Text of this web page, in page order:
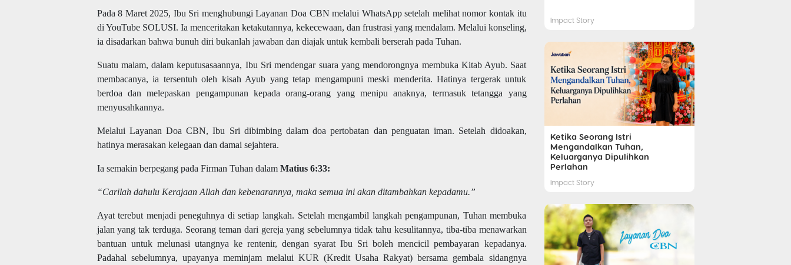
Pada 8 Maret 2025, Ibu Sri menghubungi Layanan Doa CBN melalui WhatsApp setelah melihat nomor kontak itu
di YouTube SOLUSI. Ia menceritakan ketakutannya, kekecewaan, dan frustrasi yang mendalam. Melalui konseling,
ia disadarkan bahwa bunuh diri bukanlah jawaban dan diajak untuk kembali berserah pada Tuhan.
Suatu malam, dalam keputusasaannya, Ibu Sri mendengar suara yang mendorongnya membuka Kitab Ayub. Saat
membacanya, ia tersentuh oleh kisah Ayub yang tetap mengampuni meski menderita. Hatinya tergerak untuk
berdoa dan melepaskan pengampunan kepada orang-orang yang menipu anaknya, termasuk tetangga yang
menyusahkannya.
Melalui Layanan Doa CBN, Ibu Sri dibimbing dalam doa pertobatan dan penguatan iman. Setelah didoakan,
hatinya merasakan kelegaan dan damai sejahtera.
Ia semakin berpegang pada Firman Tuhan dalam Matius 6:33:
“Carilah dahulu Kerajaan Allah dan kebenarannya, maka semua ini akan ditambahkan kepadamu.”
Ayat terebut menjadi peneguhnya di setiap langkah. Setelah mengambil langkah pengampunan, Tuhan membuka
jalan yang tak terduga. Seorang teman dari gereja yang sebelumnya tidak tahu kesulitannya, tiba-tiba menawarkan
bantuan untuk melunasi utangnya ke rentenir, dengan syarat Ibu Sri boleh mencicil pembayaran kepadanya.
Padahal sebelumnya, upayanya meminjam melalui KUR (Kredit Usaha Rakyat) bersama gembala sidangnya
Impact Story
Ketika Seorang Istri
Mengandalkan Tuhan,
Keluarganya Dipulihkan
Perlahan
Impact Story